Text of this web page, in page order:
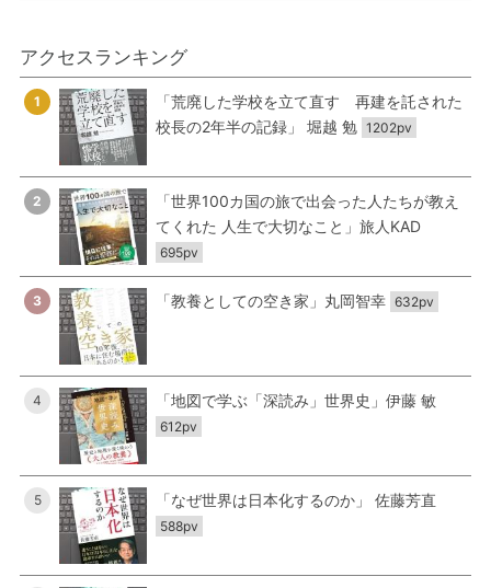
アクセスランキング
1
「荒廃した学校を立て直す 再建を託された
校長の2年半の記録」 堀越 勉 1202pv
2
「世界100カ国の旅で出会った人たちが教え
てくれた 人生で大切なこと」旅人KAD
695pv
3 「教養としての空き家」丸岡智幸 632pv
4 「地図で学ぶ「深読み」世界史」伊藤 敏
612pv
5 「なぜ世界は日本化するのか」 佐藤芳直
588pv